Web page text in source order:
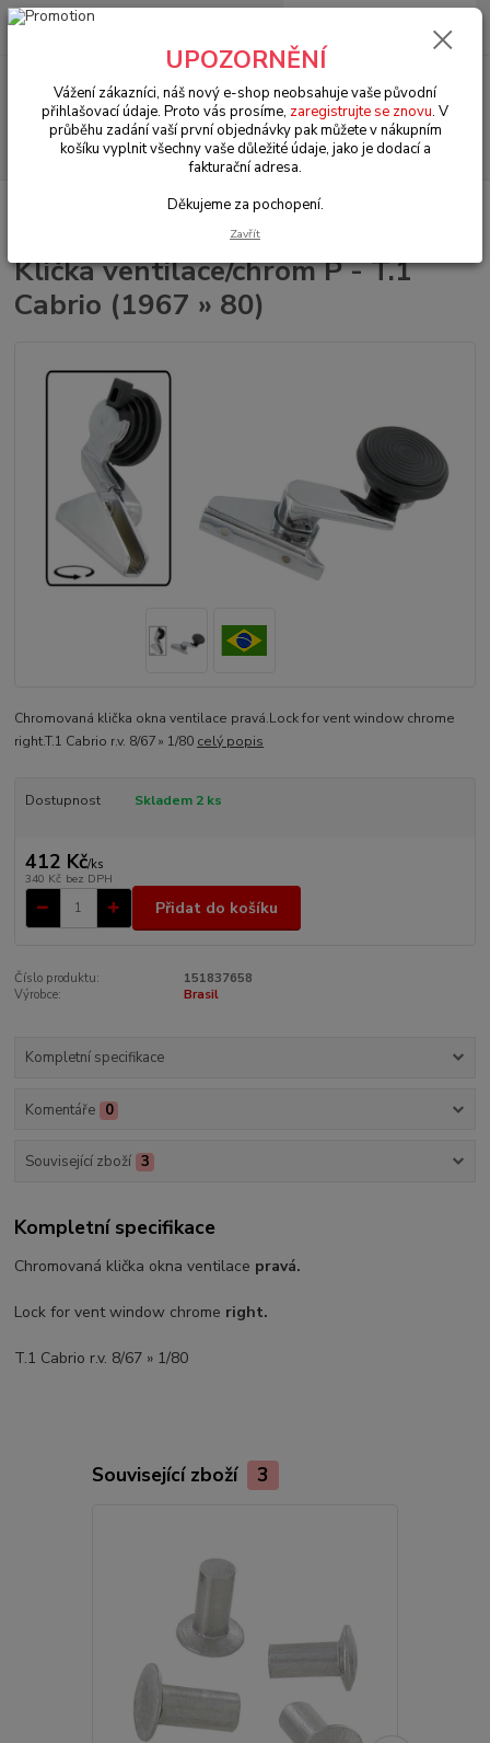
Menu
Hledat
+420 602 330 329
0 Kč
VW Brouk/Cabrio Typ 1 Interiér (Interior)
Klička ventilace/chrom P - T.1
Cabrio (1967 » 80)
Chromovaná klička okna ventilace pravá.Lock for vent window chrome
right.T.1 Cabrio r.v. 8/67 » 1/80 celý popis
Dostupnost Skladem 2 ks
412 Kč/ks
340 Kč bez DPH
Přidat do košíku
Číslo produktu:
151837658
Výrobce:
Brasil
Kompletní specifikace
Komentáře 0
Související zboží 3
Kompletní specifikace
Chromovaná klička okna ventilace pravá.
Lock for vent window chrome right.
T.1 Cabrio r.v. 8/67 » 1/80
Související zboží 3
UPOZORNĚNÍ
Vážení zákazníci, náš nový e-shop neobsahuje vaše původní
přihlašovací údaje. Proto vás prosíme, zaregistrujte se znovu. V
průběhu zadání vaší první objednávky pak můžete v nákupním
košíku vyplnit všechny vaše důležité údaje, jako je dodací a
fakturační adresa.
Děkujeme za pochopení.
Zavřít